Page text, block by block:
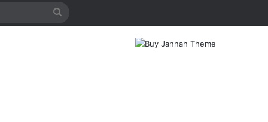
Search